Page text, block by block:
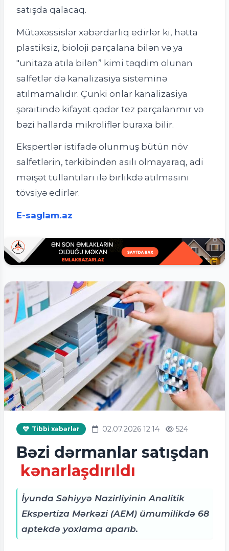
satışda qalacaq.
Mütəxəssislər xəbərdarlıq edirlər ki, hətta
plastiksiz, bioloji parçalana bilən və ya
"unitaza atıla bilən” kimi təqdim olunan
salfetlər də kanalizasiya sisteminə
atılmamalıdır. Çünki onlar kanalizasiya
şəraitində kifayət qədər tez parçalanmır və
bəzi hallarda mikroliflər buraxa bilir.
Ekspertlər istifadə olunmuş bütün növ
salfetlərin, tərkibindən asılı olmayaraq, adi
məişət tullantıları ilə birlikdə atılmasını
tövsiyə edirlər.
E-saglam.az
Tibbi xəbərlər 02.07.2026 12:14 524
Bəzi dərmanlar satışdan
kənarlaşdırıldı
İyunda Səhiyyə Nazirliyinin Analitik
Ekspertiza Mərkəzi (AEM) ümumilikdə 68
aptekdə yoxlama aparıb.